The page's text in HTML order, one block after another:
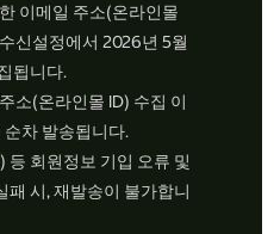
이메일 주소(온라인몰
신설정에서 2026년 5월
됩니다.
소(온라인몰 ID) 수집 이
차 발송됩니다.
등 회원정보 기입 오류 및
패 시, 재발송이 불가합니